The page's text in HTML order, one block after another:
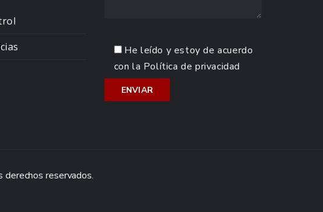
He leído y estoy de acuerdo
con la Política de privacidad
reservados.